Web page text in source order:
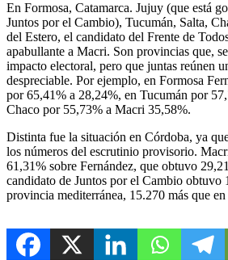
En Formosa, Catamarca. Jujuy (que está
Juntos por el Cambio), Tucumán, Salta,
del Estero, el candidato del Frente de
apabullante a Macri. Son provincias que,
impacto electoral, pero que juntas reúnen
despreciable. Por ejemplo, en Formosa
por 65,41% a 28,24%, en Tucumán por
Chaco por 55,73% a Macri 35,58%.
Distinta fue la situación en Córdoba, ya
los números del escrutinio provisorio.
61,31% sobre Fernández, que obtuvo
candidato de Juntos por el Cambio obtuvo
provincia mediterránea, 15.270 más que